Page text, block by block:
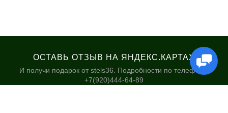
ОСТАВЬ ОТЗЫВ НА ЯНДЕКС.КАРТАХ
И получи подарок от stels36. Подробности по телефону:
+7(920)444-64-89